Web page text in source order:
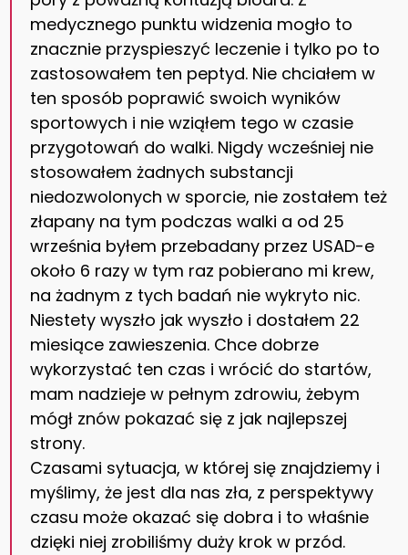
medycznego punktu widzenia mogło to
znacznie przyspieszyć leczenie i tylko po to
zastosowałem ten peptyd. Nie chciałem w
ten sposób poprawić swoich wyników
sportowych i nie wziąłem tego w czasie
przygotowań do walki. Nigdy wcześniej nie
stosowałem żadnych substancji
niedozwolonych w sporcie, nie zostałem też
złapany na tym podczas walki a od 25
września byłem przebadany przez USAD-e
około 6 razy w tym raz pobierano mi krew,
na żadnym z tych badań nie wykryto nic.
Niestety wyszło jak wyszło i dostałem 22
miesiące zawieszenia. Chce dobrze
wykorzystać ten czas i wrócić do startów,
mam nadzieje w pełnym zdrowiu, żebym
mógł znów pokazać się z jak najlepszej
strony.
Czasami sytuacja, w której się znajdziemy i
myślimy, że jest dla nas zła, z perspektywy
czasu może okazać się dobra i to właśnie
dzięki niej zrobiliśmy duży krok w przód.